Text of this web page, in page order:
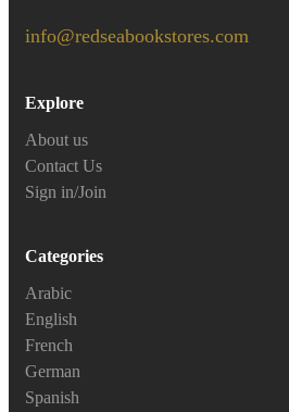
info@redseabookstores.com
Explore
About us
Contact Us
Sign in/Join
Categories
Arabic
English
French
German
Spanish